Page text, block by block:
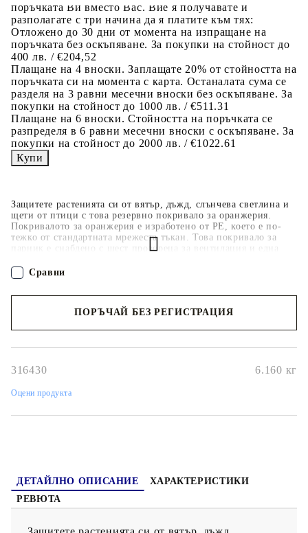
Защитете растенията си от вятър, дъжд, слънчева светлина и
щети от птици с това резервно покривало за оранжерия.
Покривалото за оранжерия е изработено от PE, което е по-
тежко от стандартната мрежеста тъкан. Това покривало за
парник е снабдено с шест прозореца за вентилация и една
тогава това практично покривало е чудесен избор.
поръчката Ви вместо Вас. Вие я получавате и
разполагате с три начина да я платите към тях:
Отложено до 30 дни от момента на изпращане на
поръчката без оскъпяване. За покупки на стойност до
400 лв. / €204,52
Плащане на 4 вноски. Заплащате 20% от стойността на
поръчката си на момента с карта. Останалата сума се
разделя на 3 равни месечни вноски без оскъпяване. За
покупки на стойност до 1000 лв. / €511.31
Плащане на 6 вноски. Стойността на поръчката се
разпределя в 6 равни месечни вноски с оскъпяване. За
покупки на стойност до 2000 лв. / €1022.61
ПОРЪЧАЙ БЕЗ РЕГИСТРАЦИЯ
316430 6.160 кг
Оцени продукта
Сравни
ДЕТАЙЛНО ОПИСАНИЕ
ХАРАКТЕРИСТИКИ
РЕВЮТА